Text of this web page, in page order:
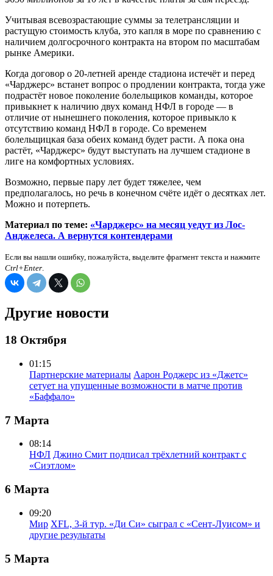
Учитывая всевозрастающие суммы за телетрансляции и
растущую стоимость клуба, это капля в море по сравнению с
наличием долгосрочного контракта на втором по масштабам
рынке Америки.
Когда договор о 20-летней аренде стадиона истечёт и перед
«Чарджерс» встанет вопрос о продлении контракта, тогда уже
подрастёт новое поколение болельщиков команды, которое
привыкнет к наличию двух команд НФЛ в городе — в
отличие от нынешнего поколения, которое привыкло к
отсутствию команд НФЛ в городе. Со временем
болельщицкая база обеих команд будет расти. А пока она
растёт, «Чарджерс» будут выступать на лучшем стадионе в
лиге на комфортных условиях.
Возможно, первые пару лет будет тяжелее, чем
предполагалось, но речь в конечном счёте идёт о десятках лет.
Можно и потерпеть.
Материал по теме: «Чарджерс» на месяц уедут из Лос-
Анджелеса. А вернутся контендерами
Если вы нашли ошибку, пожалуйста, выделите фрагмент текста и нажмите
Ctrl+Enter.
Другие новости
18 Октября
01:15
Партнерские материалы Аарон Роджерс из «Джетс»
сетует на упущенные возможности в матче против
«Баффало»
7 Марта
08:14
НФЛ Джино Смит подписал трёхлетний контракт с
«Сиэтлом»
6 Марта
09:20
Мир XFL, 3-й тур. «Ди Си» сыграл с «Сент-Луисом» и
другие результаты
5 Марта